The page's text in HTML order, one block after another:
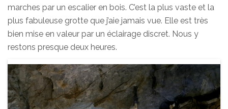
marches par un escalier en bois. C’est la plus vaste et la
plus fabuleuse grotte que j’aie jamais vue. Elle est très
bien mise en valeur par un éclairage discret. Nous y
restons presque deux heures.